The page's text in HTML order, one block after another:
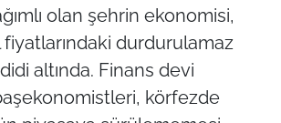
olan şehrin ekonomisi,
durdurulamaz
altında. Finans devi
körfezde